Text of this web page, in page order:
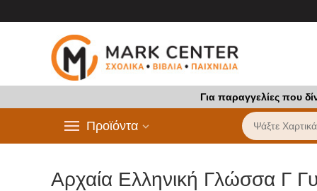
Για παραγγελίες που
Προϊόντα
Αρχαία Ελληνική Γλώσσα Γ